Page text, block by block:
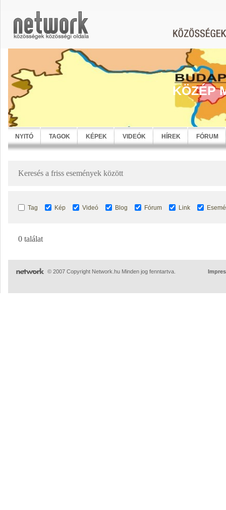
KÖZÉP
NYITÓ TAGOK KÉPEK VIDEÓK HÍREK FÓRUM
Keresés a friss események között
Tag Kép Videó Blog Fórum Link
0 találat
© 2007 Copyright Network.hu Minden jog fenntartva.